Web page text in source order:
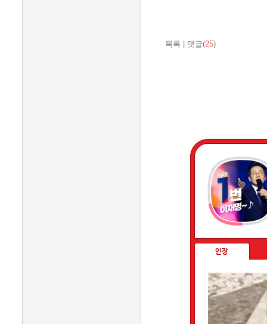
목록 댓글(25)
인장